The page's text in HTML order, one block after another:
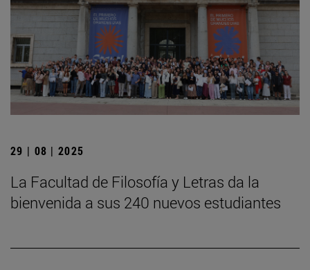
29 | 08 | 2025
La Facultad de Filosofía y Letras da la
bienvenida a sus 240 nuevos estudiantes